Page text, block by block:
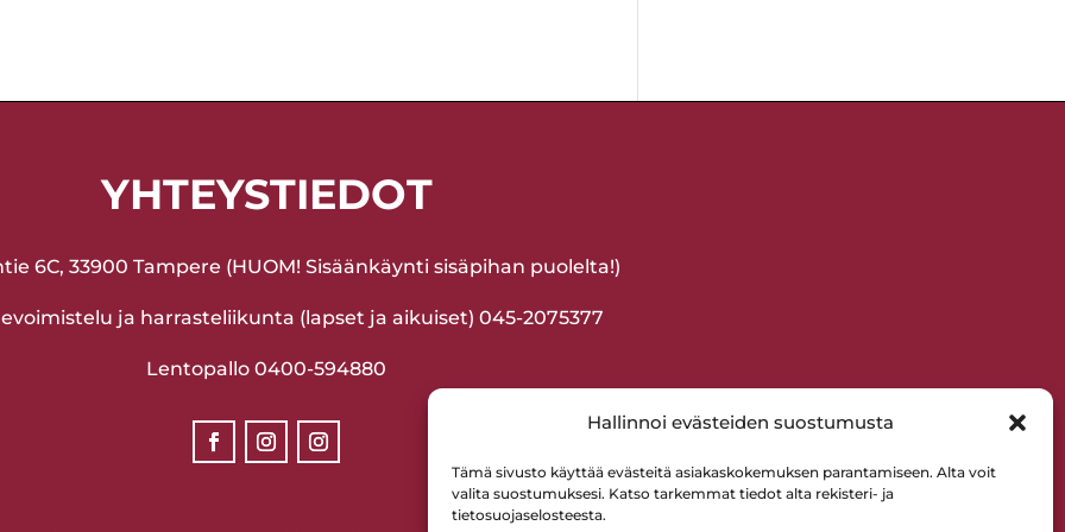
Hallinnoi evästeiden suostumusta
Tämä sivusto käyttää evästeitä asiakaskokemuksen parantamiseen. Alta voit
valita suostumuksesi. Katso tarkemmat tiedot alta rekisteri- ja
tietosuojaselosteesta.
YHTEYSTIEDOT
6C, 33900 Tampere (HUOM! Sisäänkäynti sisäpihan puolelta!)
ja harrasteliikunta (lapset ja aikuiset) 045-2075377
Lentopallo 0400-594880